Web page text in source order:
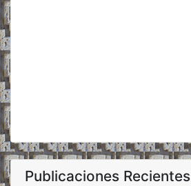
Publicaciones Recientes